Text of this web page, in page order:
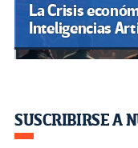
La Crisis
Inteligencias
SUSCRIBIRSE A